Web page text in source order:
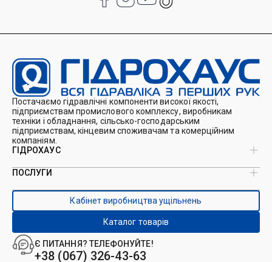
Постачаємо гідравлічні компоненти високої якості,
підприємствам промислового комплексу, виробникам
техніки і обладнання, сільсько-господарським
підприємствам, кінцевим споживачам та комерційним
компаніям.
Є ПИТАННЯ? ТЕЛЕФОНУЙТЕ!
+38 (067) 326-43-63
ГІДРОХАУС
Про нас
Каталоги
Контакти
ПОСЛУГИ
Виробництво ущільнень
Виробництво гідроциліндрів
Ремонт гідроциліндрів
Ремонт і виготовлення РВТ
Ремонт техніки
Гідрофікація авто
Кабінет виробництва ущільнень
Каталог товарів